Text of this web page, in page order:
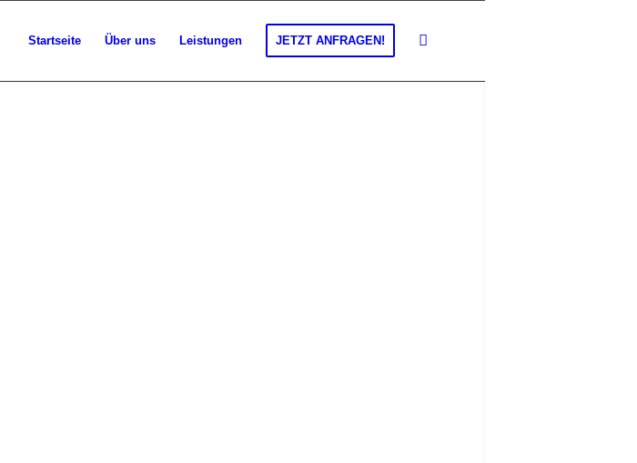
Startseite Über uns Leistungen JETZT ANFRAGEN!